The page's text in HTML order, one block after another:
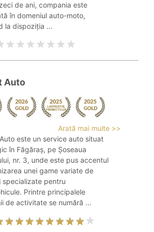
de ani, compania este
în domeniul auto-moto,
la dispoziția ...
Auto
Arată mai multe >>
este un service auto situat
în Făgăraș, pe Șoseaua
nr. 3, unde este pus accentul
unei game variate de
specializate pentru
Printre principalele
de activitate se numără ...